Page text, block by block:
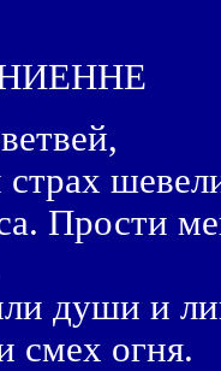
страх
Прости
души и
смех огня.